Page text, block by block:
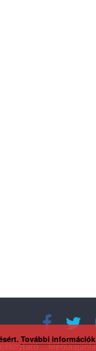
Médiaajánlat
További információk